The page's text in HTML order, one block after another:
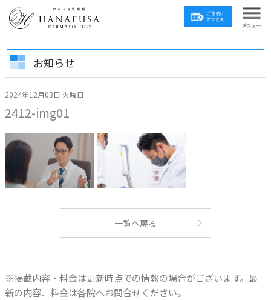
お知らせ
2024年12月03日 火曜日
2412-img01
一覧へ戻る
※掲載内容・料金は更新時点での情報の場合がございます。最
新の内容、料金は各院へお問合せください。